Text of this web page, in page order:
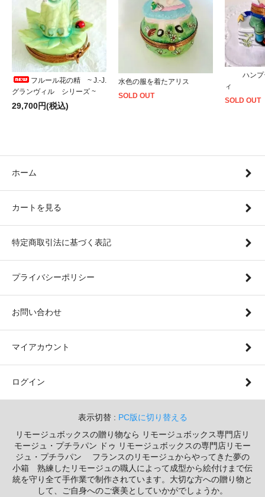
フルール花の精 ~ J.-J.
グランヴィル シリーズ ~
29,700円(税込)
水色の服を着たアリス
SOLD OUT
ハン
ィ
SOLD OUT
ホーム
カートを見る
特定商取引法に基づく表記
プライバシーポリシー
お問い合わせ
マイアカウント
ログイン
表示切替 : PC版に切り替える
リモージュボックスの贈り物なら リモージュボックス専門店リ
モージュ・プチラパン ドゥ リモージュボックスの専門店リモー
ジュ・プチラパン フランスのリモージュからやってきた夢の
小箱 熟練したリモージュの職人によって成型から絵付けまで伝
統を守り全て手作業で制作されています。大切な方への贈り物と
して、ご自身へのご褒美としていかがでしょうか。